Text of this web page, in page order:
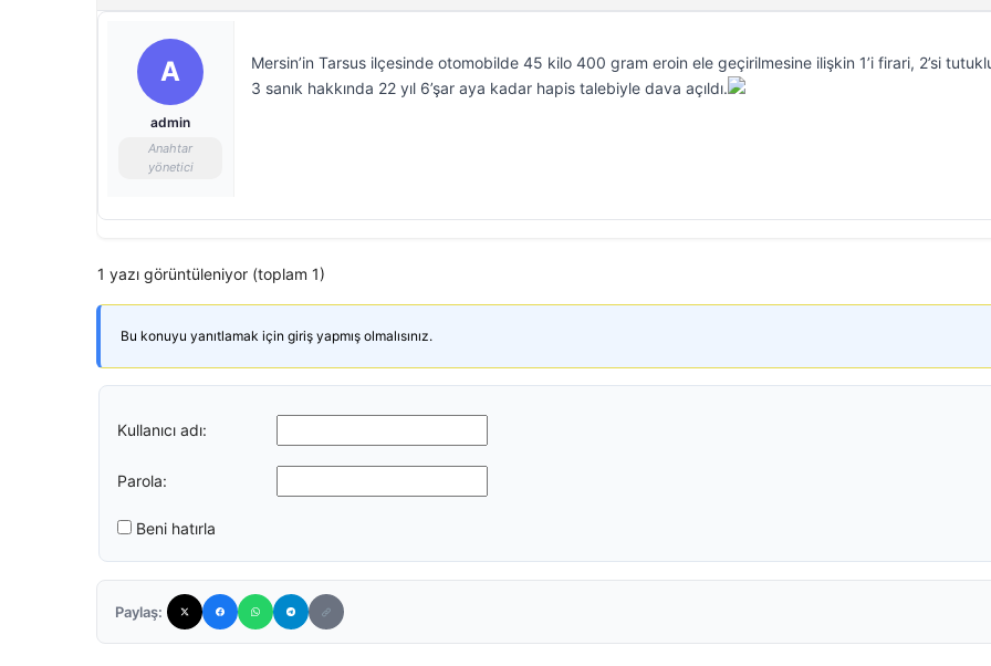
A
admin
Anahtar
yönetici
Mersin’in Tarsus ilçesinde otomobilde 45 kilo 400 gram eroin ele geçirilmesine ilişkin 1’i firari, 2’si
3 sanık hakkında 22 yıl 6’şar aya kadar hapis talebiyle dava açıldı.
1 yazı görüntüleniyor (toplam 1)
Bu konuyu yanıtlamak için giriş yapmış olmalısınız.
Kullanıcı adı:
Parola:
Beni hatırla
Paylaş: